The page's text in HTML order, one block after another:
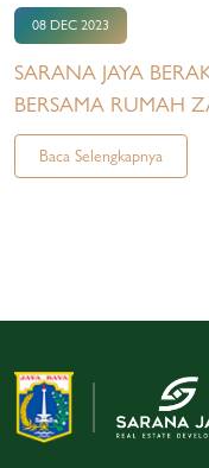
08 DEC 2023
SARANA JAYA
BERSAMA RUMAH
Baca Selengkapnya